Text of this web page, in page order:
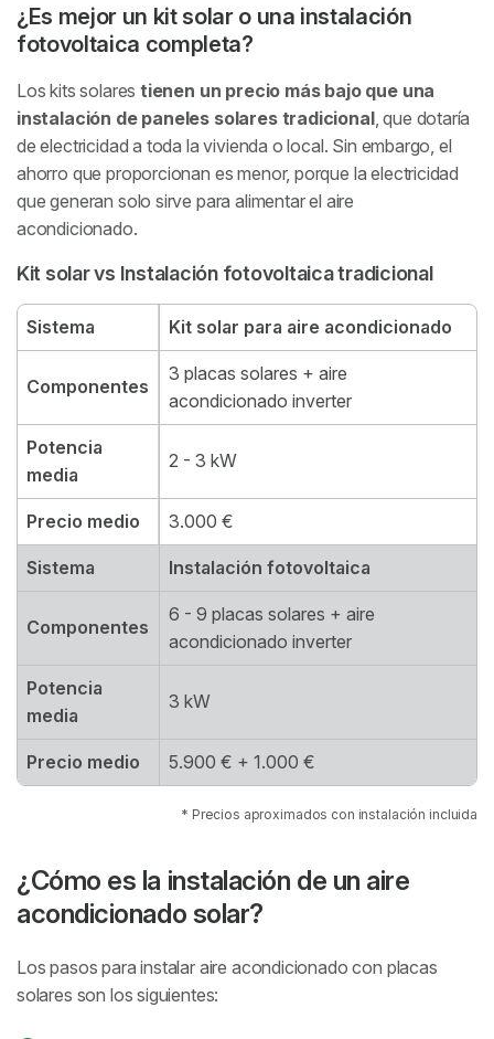
¿Es mejor un kit solar o una instalación
fotovoltaica completa?
Los kits solarestienen un precio más bajo que una
instalación de paneles solares tradicional, que dotaría
de electricidad a toda la vivienda o local. Sin embargo, el
ahorro que proporcionan es menor, porque la electricidad
que generan solo sirve para alimentar el aire
acondicionado.
Kit solar vs Instalación fotovoltaica tradicional
Sistema Kit solar para aire acondicionado
Componentes
3 placas solares + aire
acondicionado inverter
Potencia
media
2 - 3 kW
Precio medio 3.000 €
Sistema Instalación fotovoltaica
Componentes
6 - 9 placas solares + aire
acondicionado inverter
Potencia
media
3 kW
Precio medio 5.900 € + 1.000 €
* Precios aproximados con instalación incluida
¿Cómo es la instalación de un aire
acondicionado solar?
Los pasos para instalar aire acondicionado con placas
solares son los siguientes: